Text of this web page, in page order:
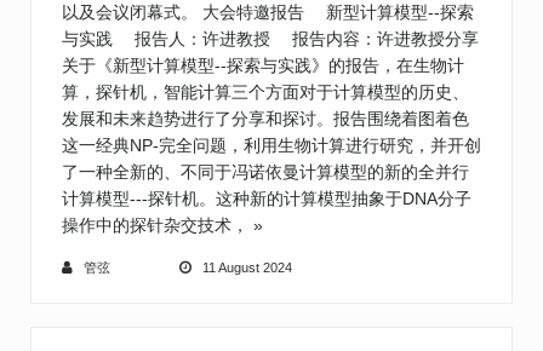
以及会议闭幕式。 大会特邀报告 新型计算模型--探索
与实践 报告人：许进教授 报告内容：许进教授分享
关于《新型计算模型--探索与实践》的报告，在生物计
算，探针机，智能计算三个方面对于计算模型的历史、
发展和未来趋势进行了分享和探讨。报告围绕着图着色
这一经典NP-完全问题，利用生物计算进行研究，并开创
了一种全新的、不同于冯诺依曼计算模型的新的全并行
计算模型---探针机。这种新的计算模型抽象于DNA分子
操作中的探针杂交技术， »
管弦 11 August 2024